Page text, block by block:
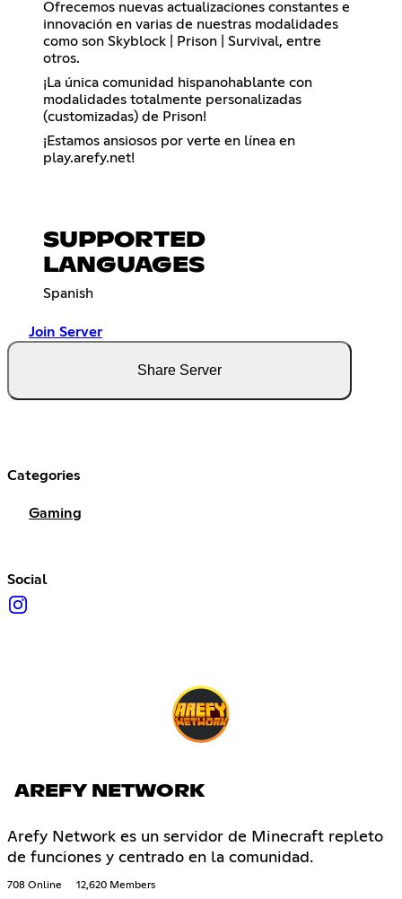
Ofrecemos nuevas actualizaciones constantes e
innovación en varias de nuestras modalidades
como son Skyblock | Prison | Survival, entre
otros.
¡La única comunidad hispanohablante con
modalidades totalmente personalizadas
(customizadas) de Prison!
¡Estamos ansiosos por verte en línea en
play.arefy.net!
SUPPORTED
LANGUAGES
Spanish
Join Server
Share Server
Categories
Gaming
Social
AREFY NETWORK
Arefy Network es un servidor de Minecraft repleto
de funciones y centrado en la comunidad.
708 Online 12,620 Members